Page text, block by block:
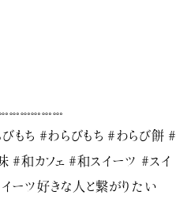
ち #わらびもち #わらび餅 #
#和カフェ #和スイーツ #スイ
ーツ好きな人と繋がりたい